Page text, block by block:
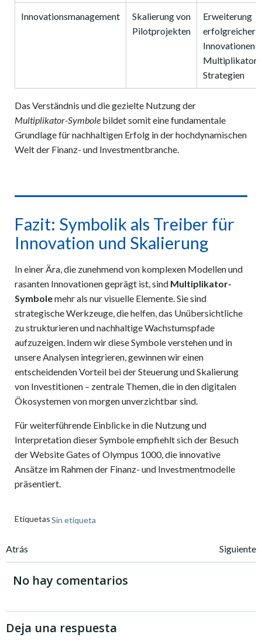
Innovationsmanagement
Skalierung von
Pilotprojekten
Erweiterung
erfolgreicher
Innovationen
Multiplikator-
Strategien
Das Verständnis und die gezielte Nutzung der
Multiplikator-Symbole bildet somit eine fundamentale
Grundlage für nachhaltigen Erfolg in der hochdynamischen
Welt der Finanz- und Investmentbranche.
Fazit: Symbolik als Treiber für
Innovation und Skalierung
In einer Ära, die zunehmend von komplexen Modellen und
rasanten Innovationen geprägt ist, sind Multiplikator-
Symbolemehr als nur visuelle Elemente. Sie sind
strategische Werkzeuge, die helfen, das Unübersichtliche
zu strukturieren und nachhaltige Wachstumspfade
aufzuzeigen. Indem wir diese Symbole verstehen und in
unsere Analysen integrieren, gewinnen wir einen
entscheidenden Vorteil bei der Steuerung und Skalierung
von Investitionen – zentrale Themen, die in den digitalen
Ökosystemen von morgen unverzichtbar sind.
Für weiterführende Einblicke in die Nutzung und
Interpretation dieser Symbole empfiehlt sich der Besuch
der Website Gates of Olympus 1000, die innovative
Ansätze im Rahmen der Finanz- und Investmentmodelle
präsentiert.
Etiquetas Sin etiqueta
Navegación
de
entradas
Atrás
Navegación
entradas
Siguiente
No hay comentarios
Deja una respuesta